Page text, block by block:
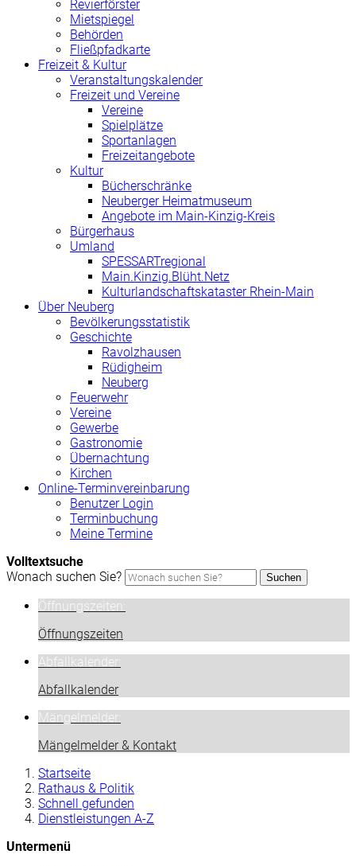
Revierförster
Mietspiegel
Behörden
Fließpfadkarte
Freizeit & Kultur
Veranstaltungskalender
Freizeit und Vereine
Vereine
Spielplätze
Sportanlagen
Freizeitangebote
Kultur
Bücherschränke
Neuberger Heimatmuseum
Angebote im Main-Kinzig-Kreis
Bürgerhaus
Umland
SPESSARTregional
Main.Kinzig.Blüht.Netz
Kulturlandschaftskataster Rhein-Main
Über Neuberg
Bevölkerungsstatistik
Geschichte
Ravolzhausen
Rüdigheim
Neuberg
Feuerwehr
Vereine
Gewerbe
Gastronomie
Übernachtung
Kirchen
Online-Terminvereinbarung
Benutzer Login
Terminbuchung
Meine Termine
Volltextsuche
Wonach suchen Sie?
Suchen
Öffnungszeiten:
Öffnungszeiten
Abfallkalender:
Abfallkalender
Mängelmelder:
Mängelmelder & Kontakt
Startseite
Rathaus & Politik
Schnell gefunden
Dienstleistungen A-Z
Untermenü